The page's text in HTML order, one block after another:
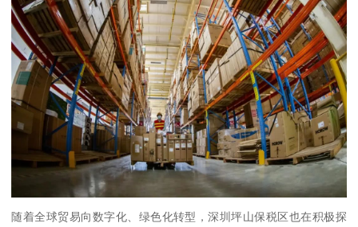
随着全球贸易向数字化、绿色化转型，深圳坪山保税区也在积极探